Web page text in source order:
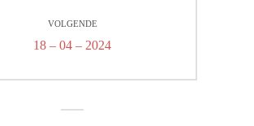
VOLGENDE
Volgend
18 – 04 – 2024